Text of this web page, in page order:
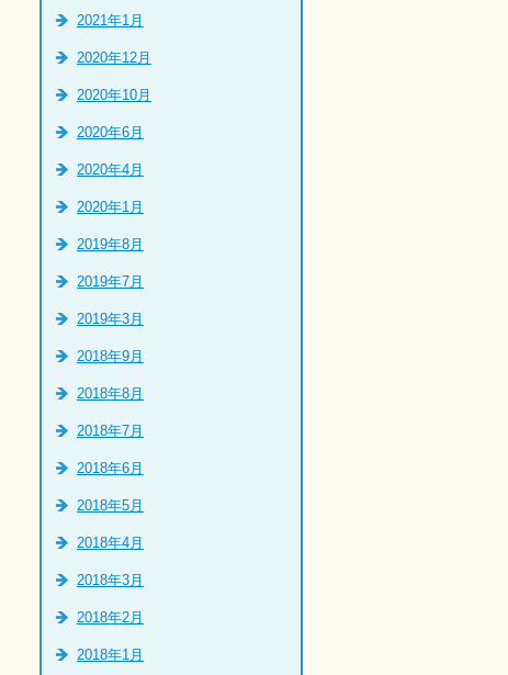
2021年1月
2020年12月
2020年10月
2020年6月
2020年4月
2020年1月
2019年8月
2019年7月
2019年3月
2018年9月
2018年8月
2018年7月
2018年6月
2018年5月
2018年4月
2018年3月
2018年2月
2018年1月